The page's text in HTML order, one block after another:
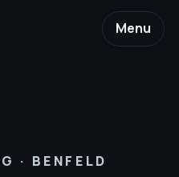
Menu
· BENFELD